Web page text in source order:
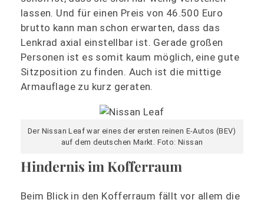
lassen. Und für einen Preis von 46.500 Euro
brutto kann man schon erwarten, dass das
Lenkrad axial einstellbar ist. Gerade großen
Personen ist es somit kaum möglich, eine gute
Sitzposition zu finden. Auch ist die mittige
Armauflage zu kurz geraten.
Der Nissan Leaf war eines der ersten reinen E-Autos (BEV)
auf dem deutschen Markt. Foto: Nissan
Hindernis im Kofferraum
Beim Blick in den Kofferraum fällt vor allem die